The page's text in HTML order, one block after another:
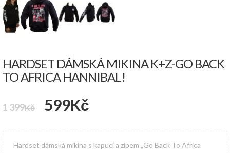
HARDSET DÁMSKÁ MIKINA K+Z-GO BACK
TO AFRICA HANNIBAL!
1 399Kč
Původní
byla:
599Kč
je:
Hardset dámská mikina s kapucí a zipem „Go Back To Africa